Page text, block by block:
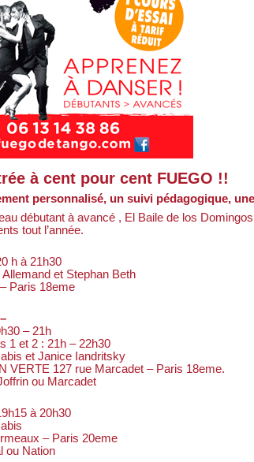
à cent pour cent FUEGO !!
personnalisé, un suivi pédagogique,
débutant à avancé , El Baile de los
tout l’année.
h à 21h30
et Stephan Beth
Paris 18eme
– 21h
1 et 2 : 21h – 22h30
et Janice Iandritsky
VERTE 127 rue Marcadet – Paris 18eme.
ou Marcadet
à 20h30
– Paris 20eme
ou Nation